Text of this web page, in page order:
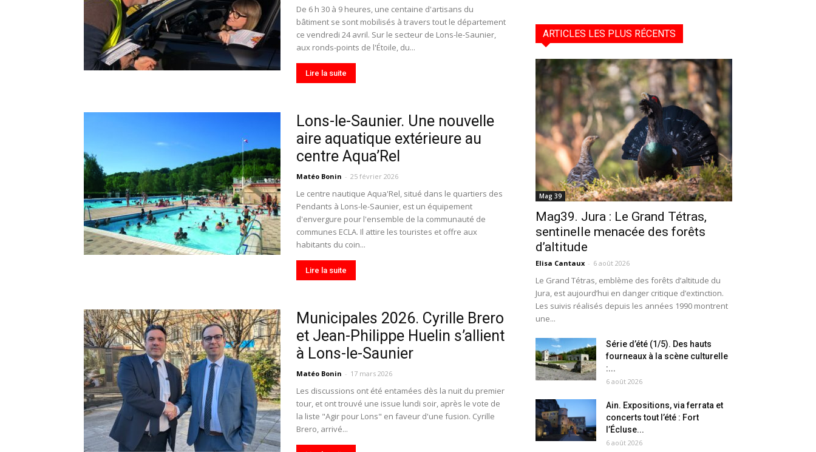
De 6 h 30 à 9 heures, une centaine d'artisans du
bâtiment se sont mobilisés à travers tout le département
ce vendredi 24 avril. Sur le secteur de Lons-le-Saunier,
aux ronds-points de l'Étoile, du...
Lire la suite
Lons-le-Saunier. Une nouvelle
aire aquatique extérieure au
centre Aqua’Rel
Matéo Bonin - 25 février 2026
Le centre nautique Aqua'Rel, situé dans le quartiers des
Pendants à Lons-le-Saunier, est un équipement
d'envergure pour l'ensemble de la communauté de
communes ECLA. Il attire les touristes et offre aux
habitants du coin...
Lire la suite
Municipales 2026. Cyrille Brero
et Jean-Philippe Huelin s’allient
à Lons-le-Saunier
Matéo Bonin - 17 mars 2026
Les discussions ont été entamées dès la nuit du premier
tour, et ont trouvé une issue lundi soir, après le vote de
la liste "Agir pour Lons" en faveur d'une fusion. Cyrille
Brero, arrivé...
ARTICLES LES PLUS RÉCENTS
Mag 39
Mag39. Jura : Le Grand Tétras,
sentinelle menacée des forêts
d’altitude
Elisa Cantaux - 6 août 2026
Le Grand Tétras, emblème des forêts d’altitude du
Jura, est aujourd’hui en danger critique d’extinction.
Les suivis réalisés depuis les années 1990 montrent
une...
Série d’été (1/5). Des hauts
fourneaux à la scène culturelle
:...
6 août 2026
Ain. Expositions, via ferrata et
concerts tout l’été : Fort
l’Écluse...
6 août 2026